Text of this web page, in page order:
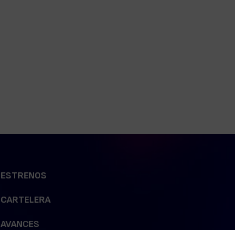
ESTRENOS
CARTELERA
AVANCES